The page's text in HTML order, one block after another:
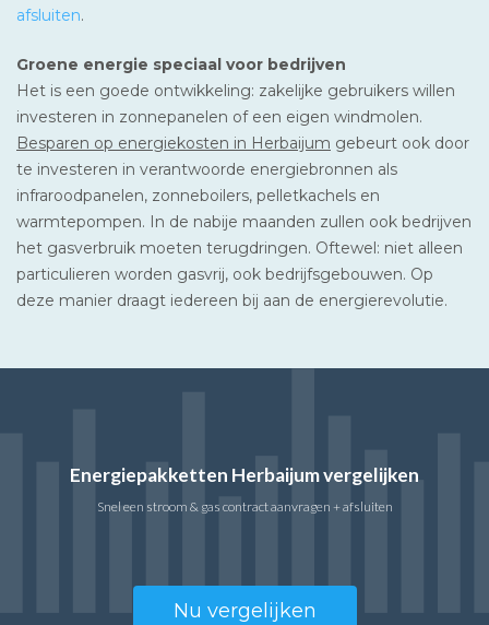
afsluiten.
Groene energie speciaal voor bedrijven
Het is een goede ontwikkeling: zakelijke gebruikers willen
investeren in zonnepanelen of een eigen windmolen.
Besparen op energiekosten in Herbaijum gebeurt ook door
te investeren in verantwoorde energiebronnen als
infraroodpanelen, zonneboilers, pelletkachels en
warmtepompen. In de nabije maanden zullen ook bedrijven
het gasverbruik moeten terugdringen. Oftewel: niet alleen
particulieren worden gasvrij, ook bedrijfsgebouwen. Op
deze manier draagt iedereen bij aan de energierevolutie.
Energiepakketten Herbaijum vergelijken
Snel een stroom & gas contract aanvragen + afsluiten
Nu vergelijken